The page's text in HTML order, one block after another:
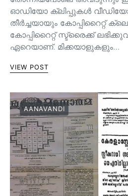
ഓഡിയോ ക്ലിപ്പുകൾ
തീർച്ചയായും കോപ്പിറൈറ്റ്
കോപ്പിറൈറ്റ് സ്ട്രൈക്ക്
ഏറെയാണ്. മിക്കയാളുകളും…
VIEW POST
AANAVANDI